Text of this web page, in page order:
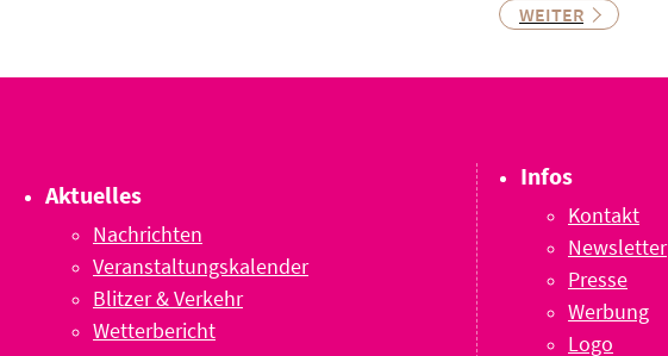
WEITER
Aktuelles
Nachrichten
Veranstaltungskalender
Blitzer & Verkehr
Wetterbericht
Infos
Kontakt
Newsletter
Presse
Werbung
Logo